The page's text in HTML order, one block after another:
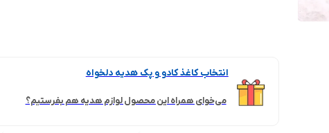
انتخاب کاغذ کادو و پک هدیه دلخواه
می‌خوای همراه این محصول لوازم هدیه هم بفرستیم؟